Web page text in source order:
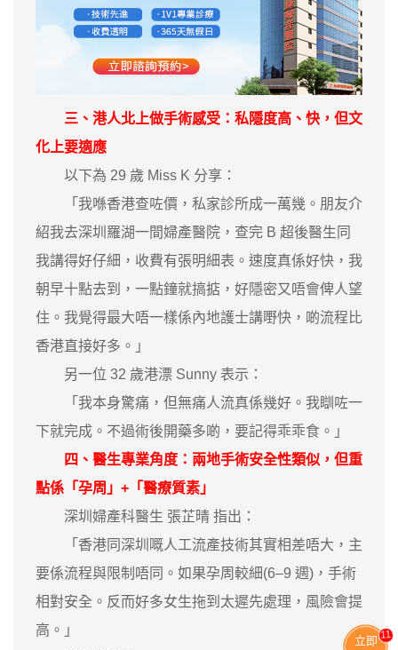
三、港人北上做手術感受：私隱度高、快，但文
化上要適應
以下為 29 歲 Miss K 分享：
「我喺香港查咗價，私家診所成一萬幾。朋友介
紹我去深圳羅湖一間婦產醫院，查完 B 超後醫生同
我講得好仔細，收費有張明細表。速度真係好快，我
朝早十點去到，一點鐘就搞掂，好隱密又唔會俾人望
住。我覺得最大唔一樣係內地護士講嘢快，啲流程比
香港直接好多。」
另一位 32 歲港漂 Sunny 表示：
「我本身驚痛，但無痛人流真係幾好。我瞓咗一
下就完成。不過術後開藥多啲，要記得乖乖食。」
四、醫生專業角度：兩地手術安全性類似，但重
點係「孕周」+「醫療質素」
深圳婦產科醫生 張芷晴 指出：
「香港同深圳嘅人工流產技術其實相差唔大，主
要係流程與限制唔同。如果孕周較細(6–9 週)，手術
相對安全。反而好多女生拖到太遲先處理，風險會提
高。」
立即11